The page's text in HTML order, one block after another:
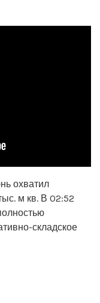
охватил
м кв. В 02:52
складское